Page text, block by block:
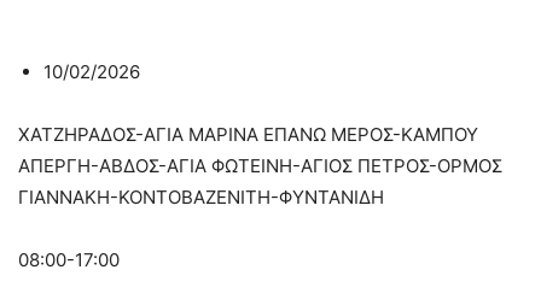
10/02/2026
ΧΑΤΖΗΡΑΔΟΣ-ΑΓΙΑ ΜΑΡΙΝΑ ΕΠΑΝΩ ΜΕΡΟΣ-ΚΑΜΠΟΥ
ΑΠΕΡΓΗ-ΑΒΔΟΣ-ΑΓΙΑ ΦΩΤΕΙΝΗ-ΑΓΙΟΣ ΠΕΤΡΟΣ-ΟΡΜΟΣ
ΓΙΑΝΝΑΚΗ-ΚΟΝΤΟΒΑΖΕΝΙΤΗ-ΦΥΝΤΑΝΙΔΗ
08:00-17:00